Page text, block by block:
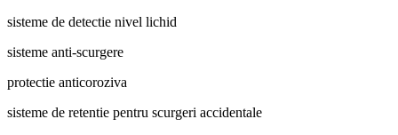
sisteme de detectie nivel lichid
sisteme anti-scurgere
protectie anticoroziva
sisteme de retentie pentru scurgeri accidentale